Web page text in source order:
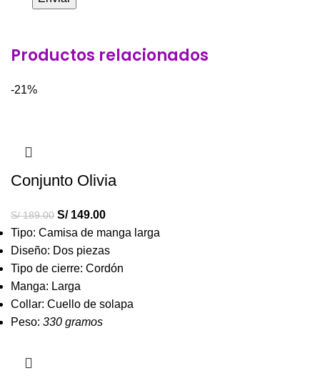
Productos relacionados
-21%
Conjunto Olivia
S/189.00 S/149.00
Tipo: Camisa de manga larga
Diseño: Dos piezas
Tipo de cierre: Cordón
Manga: Larga
Collar: Cuello de solapa
Peso: 330 gramos